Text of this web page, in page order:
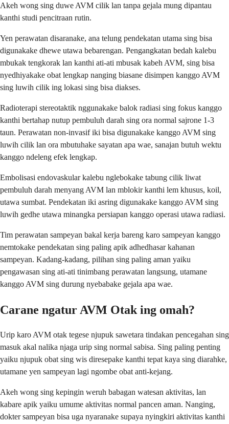
Akeh wong sing duwe AVM cilik lan tanpa gejala mung dipantau
kanthi studi pencitraan rutin.
Yen perawatan disaranake, ana telung pendekatan utama sing bisa
digunakake dhewe utawa bebarengan. Pengangkatan bedah kalebu
mbukak tengkorak lan kanthi ati-ati mbusak kabeh AVM, sing bisa
nyedhiyakake obat lengkap nanging biasane disimpen kanggo AVM
sing luwih cilik ing lokasi sing bisa diakses.
Radioterapi stereotaktik nggunakake balok radiasi sing fokus kanggo
kanthi bertahap nutup pembuluh darah sing ora normal sajrone 1-3
taun. Perawatan non-invasif iki bisa digunakake kanggo AVM sing
luwih cilik lan ora mbutuhake sayatan apa wae, sanajan butuh wektu
kanggo ndeleng efek lengkap.
Embolisasi endovaskular kalebu nglebokake tabung cilik liwat
pembuluh darah menyang AVM lan mblokir kanthi lem khusus, koil,
utawa sumbat. Pendekatan iki asring digunakake kanggo AVM sing
luwih gedhe utawa minangka persiapan kanggo operasi utawa radiasi.
Tim perawatan sampeyan bakal kerja bareng karo sampeyan kanggo
nemtokake pendekatan sing paling apik adhedhasar kahanan
sampeyan. Kadang-kadang, pilihan sing paling aman yaiku
pengawasan sing ati-ati tinimbang perawatan langsung, utamane
kanggo AVM sing durung nyebabake gejala apa wae.
Carane ngatur AVM Otak ing omah?
Urip karo AVM otak tegese njupuk sawetara tindakan pencegahan sing
masuk akal nalika njaga urip sing normal sabisa. Sing paling penting
yaiku njupuk obat sing wis diresepake kanthi tepat kaya sing diarahke,
utamane yen sampeyan lagi ngombe obat anti-kejang.
Akeh wong sing kepingin weruh babagan watesan aktivitas, lan
kabare apik yaiku umume aktivitas normal pancen aman. Nanging,
dokter sampeyan bisa uga nyaranake supaya nyingkiri aktivitas kanthi